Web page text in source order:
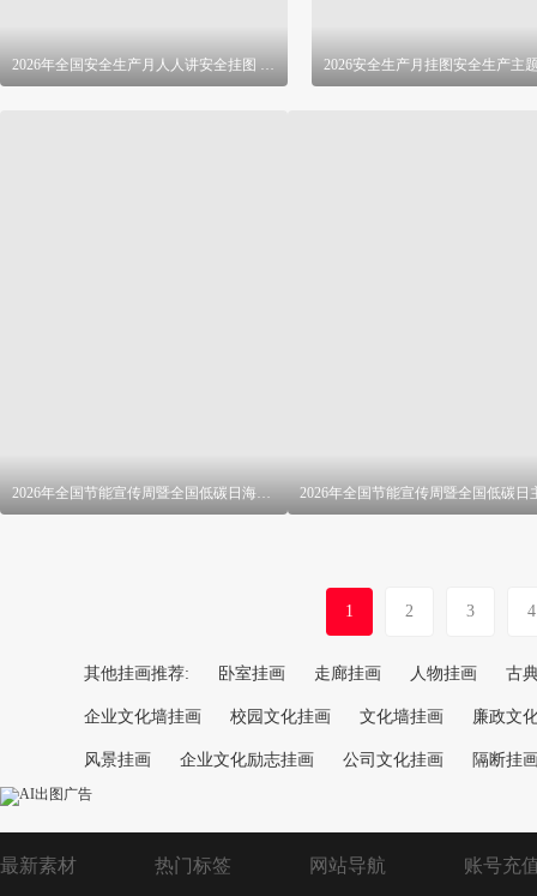
2026年全国安全生产月人人讲安全挂图 PSD
2026年全国节能宣传周暨全国低碳日海报 PSD
1 2 3 4
其他挂画推荐: 卧室挂画 走廊挂画 人物挂画 古
企业文化墙挂画 校园文化挂画 文化墙挂画 廉政文
风景挂画 企业文化励志挂画 公司文化挂画 隔断挂
最新素材 热门标签 网站导航 账号充